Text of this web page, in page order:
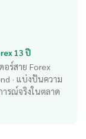
13 ปี
อร์สาย Forex
· แบ่งปันความ
ารณ์จริงในตลาด